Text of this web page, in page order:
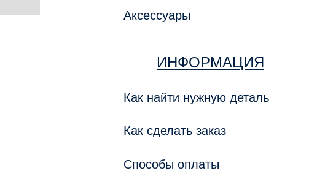
Аксессуары
ИНФОРМАЦИЯ
Как найти нужную деталь
Как сделать заказ
Способы оплаты